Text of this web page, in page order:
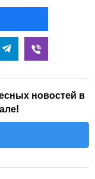
новостей в